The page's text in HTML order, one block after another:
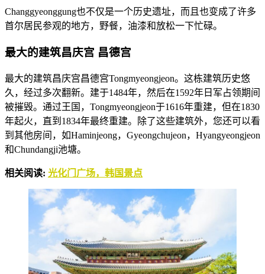
Changgyeonggung也不仅是一个历史遗址，而且也变成了许多
首尔居民参观的地方，野餐，油漆和放松一下忙碌。
最大的建筑昌庆宫 昌德宫
最大的建筑昌庆宫昌德宫Tongmyeongjeon。这栋建筑历史悠
久，经过多次翻新。建于1484年，然后在1592年日军占领期间
被摧毁。通过王国，Tongmyeongjeon于1616年重建，但在1830
年起火，直到1834年最终重建。除了这些建筑外，您还可以看
到其他房间，如Haminjeong，Gyeongchujeon，Hyangyeongjeon
和Chundangji池塘。
相关阅读: 光化门广场，韩国景点